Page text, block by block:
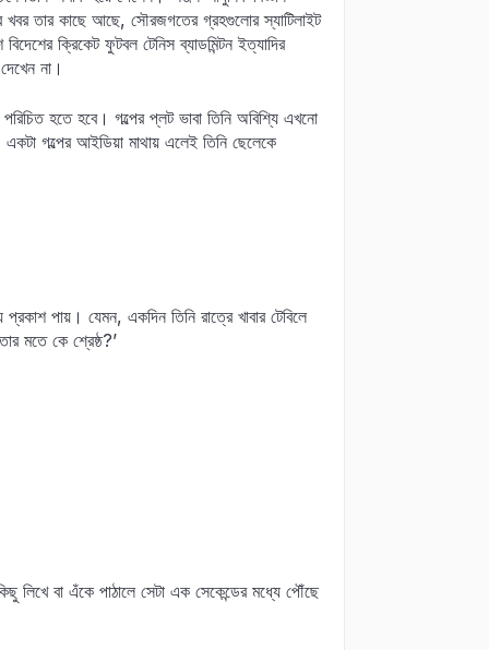
খবর তার কাছে আছে, সৌরজগতের গ্রহগুলোর স্যাটিলাইট
ক্রিকেট ফুটবল টেনিস ব্যাডমিন্টন ইত্যাদির
না।
হতে হবে। গল্পের প্লট ভাবা তিনি অবিশ্যি এখনো
গল্পের আইডিয়া মাথায় এলেই তিনি ছেলেকে
পায়। যেমন, একদিন তিনি রাত্রে খাবার টেবিলে
মতে কে শ্রেষ্ঠ?’
লিখে বা এঁকে পাঠালে সেটা এক সেকেন্ডের মধ্যে পৌঁছে